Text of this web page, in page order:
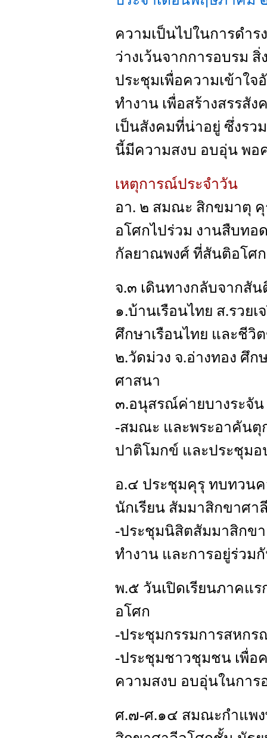
ความเป็นไปในการดำ
ว่างเว้นจากการอบรม
ประชุมเพื่อความเข้าใ
ทำงาน เพื่อสร้างสรรสั
เป็นสังคมที่น่าอยู่ ซึ่งรว
นี้มีความสงบ อบอุ่น พอ
เหตุการณ์ประจำวัน
อา. ๒ สมณะ สิกขมาตุ
อโศกไปร่วม งานสืบทอ
กัลยาณพงศ์ ที่สันติอโศก
จ.๓ เดินทางกลับจากสั
๑.บ้านเรือนไทย ส.รวย
ศึกษาเรือนไทย และชีวิ
๒.วัดม่วง จ.อ่างทอง ศึ
ศาสนา
๓.อนุสรณ์ค่ายบางระจั
-สมณะ และพระอาคันตุ
ปาติโมกข์ และประชุมอ
อ.๔ ประชุมคุรุ ทบทวนค
นักเรียน สัมมาสิกขาศา
-ประชุมนิสิตสัมมาสิกข
ทำงาน และการอยู่ร่วม
พ.๕ วันเปิดเรียนภาคแ
อโศก
-ประชุมกรรมการสหก
-ประชุมชาวชุมชน เพื่อ
ความสงบ อบอุ่นในการ
ศ.๗-ศ.๑๔ สมณะกำแพง